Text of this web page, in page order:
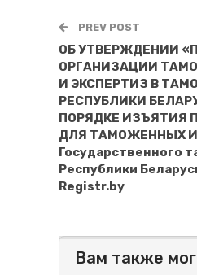
PREV POST
ОБ УТВЕРЖДЕНИИ
ОРГАНИЗАЦИИ
И ЭКСПЕРТИЗ В
РЕСПУБЛИКИ
ПОРЯДКЕ ИЗЪЯТИЯ
ДЛЯ ТАМОЖЕННЫХ
Государственного
Республики
Registr.by
Вам также